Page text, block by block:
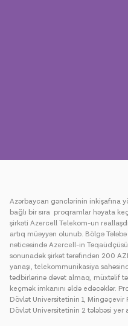
Azərbaycan gənclərinin inkişafına
bağlı bir sıra proqramlar həyata
şirkəti Azercell Telekom-un
artıq müəyyən olunub. Bölgə
nəticəsində Azercell-in
sonunadək şirkət tərəfindən 200
yanaşı, telekommunikasiya
tədbirlərinə dəvət almaq, müxtəlif
keçmək imkanını əldə edəcəklər.
Dövlət Universitetinin 1, Mingəçevir
Dövlət Universitetinin 2 tələbəsi yer